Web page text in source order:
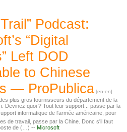
Podcast:
“Digital
Left DOD
to Chinese
— ProPublica
plus gros fournisseurs du département de la
Devinez quoi ? Tout leur support... passe par la
informatique de l'armée américaine, pour
de travail, passe par la Chine. Donc s'il faut
de (…) -- Microsoft